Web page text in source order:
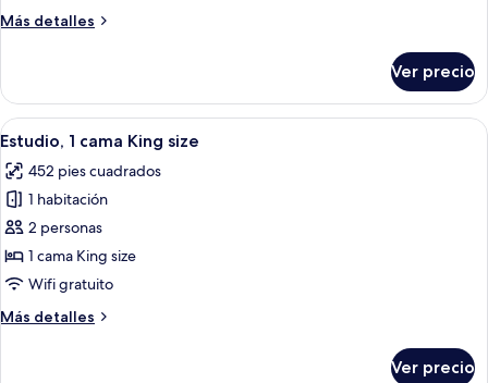
Más detalles
Más
Ver precio
Abrir
todas
las
fotos
de
Estudio,
1
King
Ropa de cama de alta calidad y caja
4
Estudio, 1 cama King size
452 pies cuadrados
1 habitación
2 personas
1 cama King size
Wifi gratuito
Más detalles
Más
Ver precio